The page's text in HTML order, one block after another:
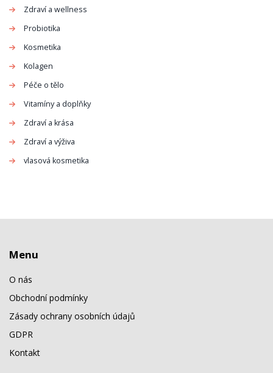
Zdraví a wellness
Probiotika
Kosmetika
Kolagen
Péče o tělo
Vitamíny a doplňky
Zdraví a krása
Zdraví a výživa
vlasová kosmetika
Menu
O nás
Obchodní podmínky
Zásady ochrany osobních údajů
GDPR
Kontakt